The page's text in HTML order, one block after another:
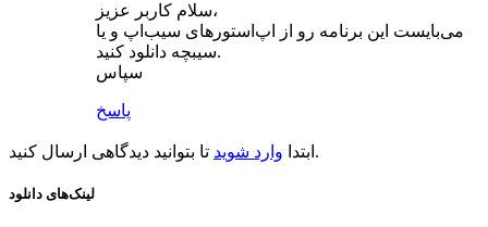
سلام کاربر عزیز،
می‌بایست این برنامه رو از اپ‌استور‌های سیب‌اپ و یا
سیبچه دانلود کنید.
سپاس
پاسخ
ابتدا وارد شوید تا بتوانید دیدگاهی ارسال کنید.
لینک‌های دانلود